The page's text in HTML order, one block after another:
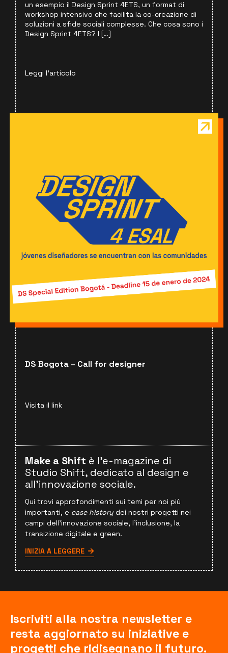
un esempio il Design Sprint 4ETS, un format di
workshop intensivo che facilita la co-creazione di
soluzioni a sfide sociali complesse. Che cosa sono i
Design Sprint 4ETS? I […]
Leggi l'articolo
DS Bogota – Call for designer
Visita il link
Make a Shift è l'e-magazine di
Studio Shift, dedicato al design e
all'innovazione sociale.
Qui trovi approfondimenti sui temi per noi più
importanti, e case history dei nostri progetti nei
campi dell'innovazione sociale, l'inclusione, la
transizione digitale e green.
INIZIA A LEGGERE
Iscriviti alla nostra newsletter e
resta aggiornato su iniziative e
progetti che ridisegnano il futuro.